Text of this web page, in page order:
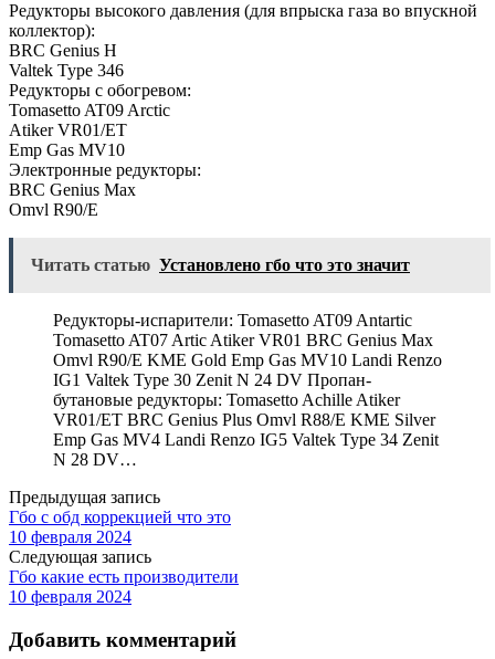
Редукторы высокого давления (для впрыска газа во впускной
коллектор):
BRC Genius H
Valtek Type 346
Редукторы с обогревом:
Tomasetto AT09 Arctic
Atiker VR01/ET
Emp Gas MV10
Электронные редукторы:
BRC Genius Max
Omvl R90/E
Читать статью Установлено гбо что это значит
Редукторы-испарители: Tomasetto AT09 Antartic
Tomasetto AT07 Artic Atiker VR01 BRC Genius Max
Omvl R90/E KME Gold Emp Gas MV10 Landi Renzo
IG1 Valtek Type 30 Zenit N 24 DV Пропан-
бутановые редукторы: Tomasetto Achille Atiker
VR01/ET BRC Genius Plus Omvl R88/E KME Silver
Emp Gas MV4 Landi Renzo IG5 Valtek Type 34 Zenit
N 28 DV…
Предыдущая запись
Гбо с обд коррекцией что это
10 февраля 2024
Следующая запись
Гбо какие есть производители
10 февраля 2024
Добавить комментарий